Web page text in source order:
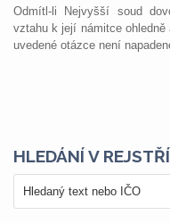
Odmítl-li Nejvyšší soud
vztahu k její námitce
uvedené otázce není
HLEDÁNÍ V